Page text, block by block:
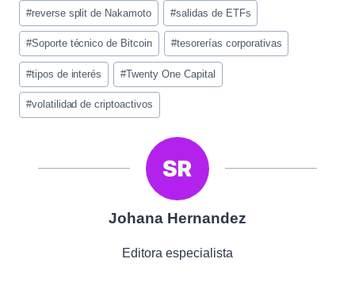
#reverse split de Nakamoto #salidas de ETFs
#Soporte técnico de Bitcoin #tesorerías corporativas
#tipos de interés #Twenty One Capital
#volatilidad de criptoactivos
Johana Hernandez
Editora especialista